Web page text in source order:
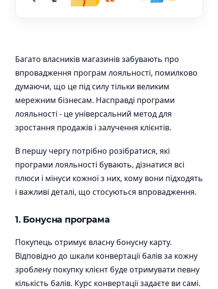
Багато власників магазинів забувають про
впровадження програм лояльності, помилково
думаючи, що це під силу тільки великим
мережним бізнесам. Насправді програми
лояльності - це універсальний метод для
зростання продажів і залучення клієнтів.
В першу чергу потрібно розібратися, які
програми лояльності бувають, дізнатися всі
плюси і мінуси кожної з них, кому вони підходять
і важливі деталі, що стосуються впровадження.
1. Бонусна програма
Покупець отримує власну бонусну карту.
Відповідно до шкали конвертації балів за кожну
зроблену покупку клієнт буде отримувати певну
кількість балів. Курс конвертації задаєте ви самі.